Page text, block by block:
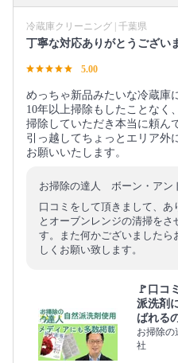
冷蔵庫クリーニング | 千葉県
丁寧な対応ありがとうござい
5.00
めっちゃ新品みたいな冷蔵庫
10年以上掃除もしたことなく
掃除していただき本当に頼ん
引っ越してちょっとエリア外
お願いいたします。
お掃除の達人 ボーン・アン
口コミをして頂きまして、
とオーブンレンジの清掃をさ
す。また何かございましたら
しくお願い致します。
🚩口コ
派洗剤
ばれる
お掃除
社